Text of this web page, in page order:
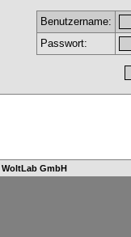
Benutzername:
Passwort:
WoltLab GmbH